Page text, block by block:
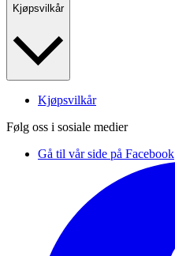
Kjøpsvilkår
Kjøpsvilkår
Følg oss i sosiale medier
Gå til vår side på Facebook